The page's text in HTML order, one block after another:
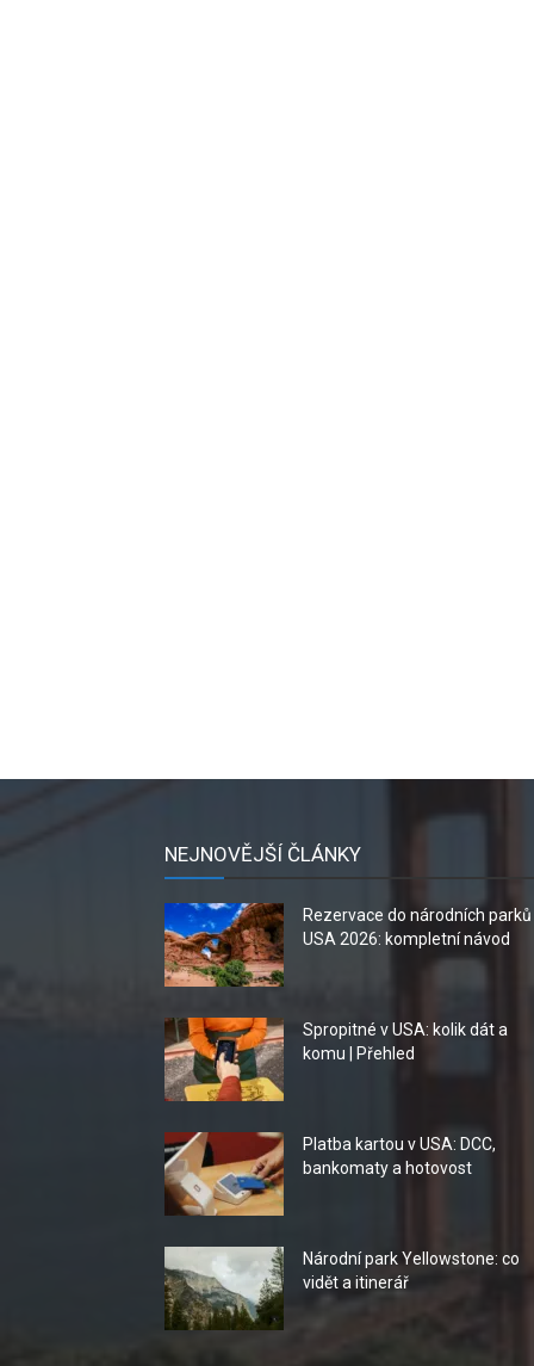
NEJNOVĚJŠÍ ČLÁNKY
Rezervace do národních parků
USA 2026: kompletní návod
Spropitné v USA: kolik dát a
komu | Přehled
Platba kartou v USA: DCC,
bankomaty a hotovost
Národní park Yellowstone: co
vidět a itinerář